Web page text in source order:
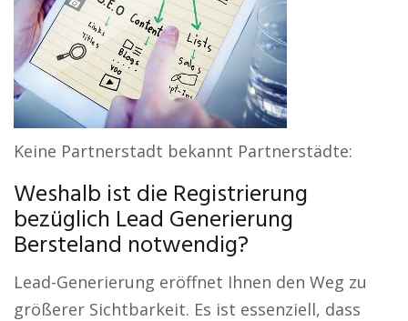
Keine Partnerstadt bekannt Partnerstädte:
Weshalb ist die Registrierung
bezüglich Lead Generierung
Bersteland notwendig?
Lead-Generierung eröffnet Ihnen den Weg zu
größerer Sichtbarkeit. Es ist essenziell, dass